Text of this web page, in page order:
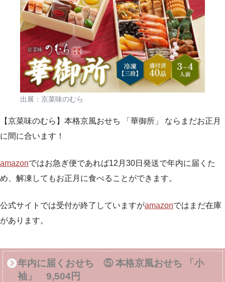
出展：京菜味のむら
【京菜味のむら】本格京風おせち 「華御所」 ならまだお正月
に間に合います！
amazonではお急ぎ便であれば12月30日発送で年内に届くた
め、解凍してもお正月に食べることができます。
公式サイトでは受付が終了していますがamazonではまだ在庫
があります。
年内に届くおせち ⑤ 本格京風おせち 「小
袖」 9,504円